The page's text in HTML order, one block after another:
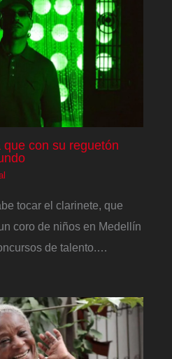
que con su reguetón
tocar el clarinete, que
coro de niños en Medellín
de talento.…